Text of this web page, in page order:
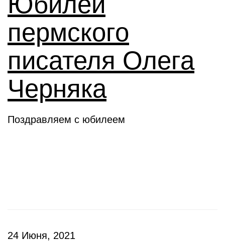
пермского
писателя Олега
Черняка
Поздравляем с юбилеем
24 Июня, 2021